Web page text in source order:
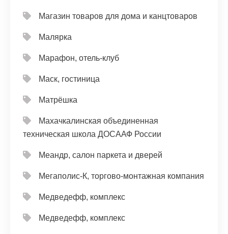
Магазин товаров для дома и канцтоваров
Малярка
Марафон, отель-клуб
Маск, гостиница
Матрёшка
Махачкалинская объединенная
техническая школа ДОСААФ России
Меандр, салон паркета и дверей
Мегаполис-К, торгово-монтажная компания
Медведефф, комплекс
Медведефф, комплекс